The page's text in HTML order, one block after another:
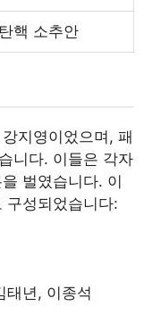
핵 소추안
지영이었으며, 패
니다. 이들은 각자
벌였습니다. 이
구성되었습니다:
태년, 이종석